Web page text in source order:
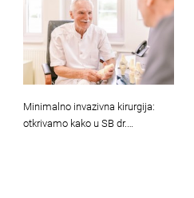
Minimalno invazivna kirurgija:
otkrivamo kako u SB dr.…